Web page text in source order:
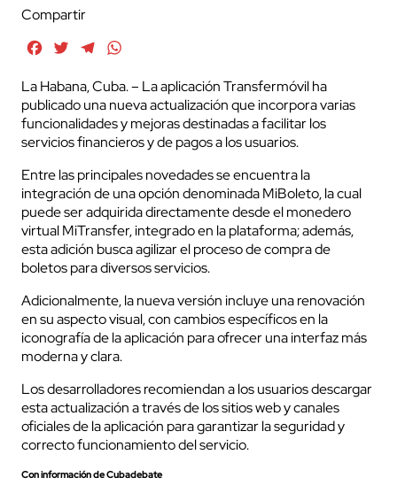
Compartir
FacebookTwitterTelegram
La Habana, Cuba. – La aplicación Transfermóvil ha
publicado una nueva actualización que incorpora varias
funcionalidades y mejoras destinadas a facilitar los
servicios financieros y de pagos a los usuarios.
Entre las principales novedades se encuentra la
integración de una opción denominada MiBoleto, la cual
puede ser adquirida directamente desde el monedero
virtual MiTransfer, integrado en la plataforma; además,
esta adición busca agilizar el proceso de compra de
boletos para diversos servicios.
Adicionalmente, la nueva versión incluye una renovación
en su aspecto visual, con cambios específicos en la
iconografía de la aplicación para ofrecer una interfaz más
moderna y clara.
Los desarrolladores recomiendan a los usuarios descargar
esta actualización a través de los sitios web y canales
oficiales de la aplicación para garantizar la seguridad y
correcto funcionamiento del servicio.
Con información de Cubadebate